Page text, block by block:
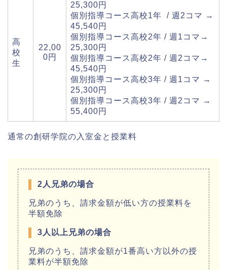
高
校
生
22,00
0円
25,300円
個別指導コース高校1年 / 週2コマ →
45,540円
個別指導コース高校2年 / 週1コマ→
25,300円
個別指導コース高校2年 / 週2コマ→
45,540円
個別指導コース高校3年 / 週1コマ →
25,300円
個別指導コース高校3年 / 週2コマ →
55,400円
通常の創研学院の入室金と授業料
2人兄弟の場合
兄弟のうち、請求金額が低い方の授業料を
半額免除
3人以上兄弟の場合
兄弟のうち、請求金額が1番高い方以外の授
業料が半額免除